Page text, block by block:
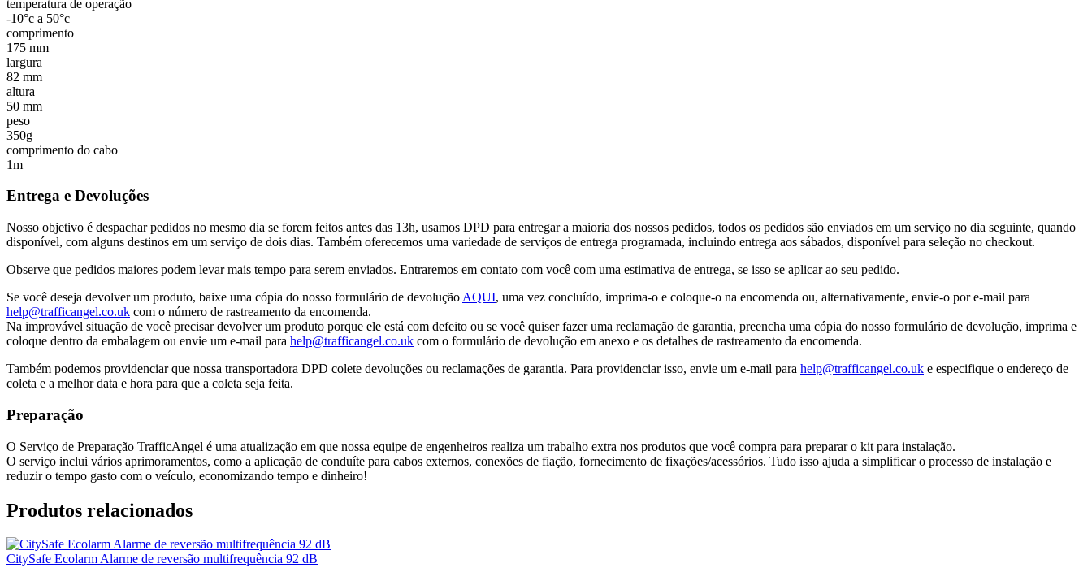
temperatura de operação
-10°c a 50°c
comprimento
175 mm
largura
82 mm
altura
50 mm
peso
350g
comprimento do cabo
1m
Entrega e Devoluções
Nosso objetivo é despachar pedidos no mesmo dia se forem feitos antes das 13h, usamos DPD para entregar a maioria dos nossos pedidos, todos os pedidos são enviados em um serviço no dia seguinte, quando
disponível, com alguns destinos em um serviço de dois dias. Também oferecemos uma variedade de serviços de entrega programada, incluindo entrega aos sábados, disponível para seleção no checkout.
Observe que pedidos maiores podem levar mais tempo para serem enviados. Entraremos em contato com você com uma estimativa de entrega, se isso se aplicar ao seu pedido.
Se você deseja devolver um produto, baixe uma cópia do nosso formulário de devolução AQUI, uma vez concluído, imprima-o e coloque-o na encomenda ou, alternativamente, envie-o por e-mail para
help@trafficangel.co.uk com o número de rastreamento da encomenda.
Na improvável situação de você precisar devolver um produto porque ele está com defeito ou se você quiser fazer uma reclamação de garantia, preencha uma cópia do nosso formulário de devolução, imprima e
coloque dentro da embalagem ou envie um e-mail para help@trafficangel.co.uk com o formulário de devolução em anexo e os detalhes de rastreamento da encomenda.
Também podemos providenciar que nossa transportadora DPD colete devoluções ou reclamações de garantia. Para providenciar isso, envie um e-mail para help@trafficangel.co.uk e especifique o endereço de
coleta e a melhor data e hora para que a coleta seja feita.
Preparação
O Serviço de Preparação TrafficAngel é uma atualização em que nossa equipe de engenheiros realiza um trabalho extra nos produtos que você compra para preparar o kit para instalação.
O serviço inclui vários aprimoramentos, como a aplicação de conduíte para cabos externos, conexões de fiação, fornecimento de fixações/acessórios. Tudo isso ajuda a simplificar o processo de instalação e
reduzir o tempo gasto com o veículo, economizando tempo e dinheiro!
Produtos relacionados
CitySafe Ecolarm Alarme de reversão multifrequência 92 dB